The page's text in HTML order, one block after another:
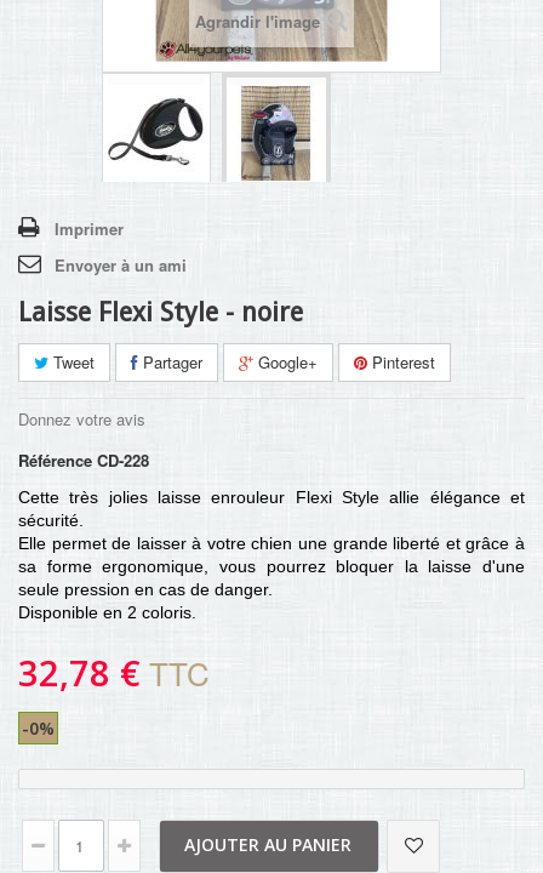
Agrandir l'image
Imprimer
Envoyer à un ami
Laisse Flexi Style - noire
Tweet Partager Google+ Pinterest
Donnez votre avis
Référence CD-228
Cette très jolies laisse enrouleur Flexi Style allie élégance et
sécurité.
Elle permet de laisser à votre chien une grande liberté et grâce à
sa forme ergonomique, vous pourrez bloquer la laisse d'une
seule pression en cas de danger.
Disponible en 2 coloris.
32,78 € TTC
-0%
AJOUTER AU PANIER